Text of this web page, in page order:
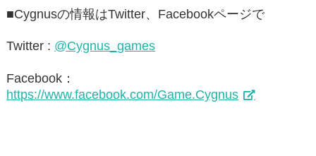
■Cygnusの情報はTwitter、Facebookページで
Twitter : @Cygnus_games
Facebook：
https://www.facebook.com/Game.Cygnus